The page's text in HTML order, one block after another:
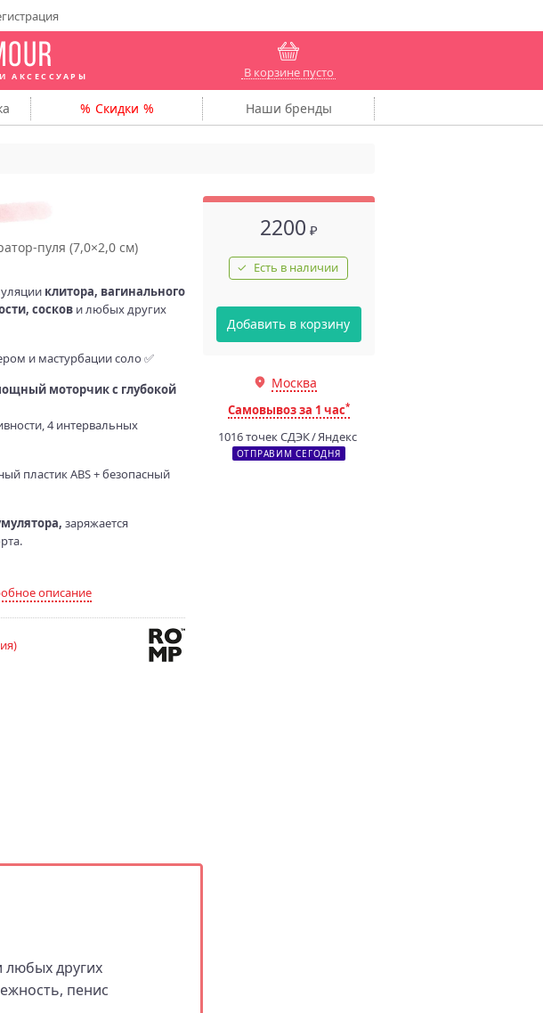
И АКСЕССУАРЫ В корзине пусто
Скидки Наши бренды
пуля (7,0×2,0 см)
клитора, вагинального
соскови любых других
и мастурбации соло ✅
моторчик с глубокой
4 интервальных
пластик ABS + безопасный
заряжается
описание
2200 ₽
Есть в наличии
Добавить в корзину
Москва
Самовывоз за 1 час*
1016 точек СДЭК / Яндекс
ОТПРАВИМ СЕГОДНЯ
других
пенис